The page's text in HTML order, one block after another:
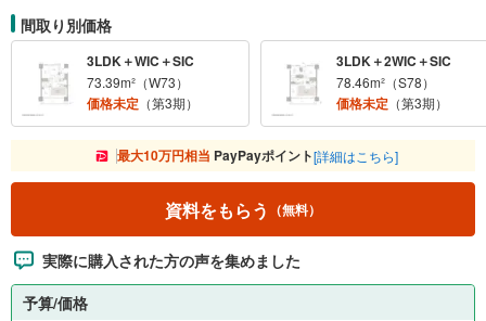
間取り別価格
3LDK＋WIC＋SIC
73.39m²（W73）
価格未定 （第3期）
3LDK＋2WIC＋SIC
78.46m²（S78）
価格未定 （第3期）
最大10万円相当 PayPayポイント[詳細はこちら]
資料をもらう （無料）
実際に購入された方の声を集めました
予算/価格